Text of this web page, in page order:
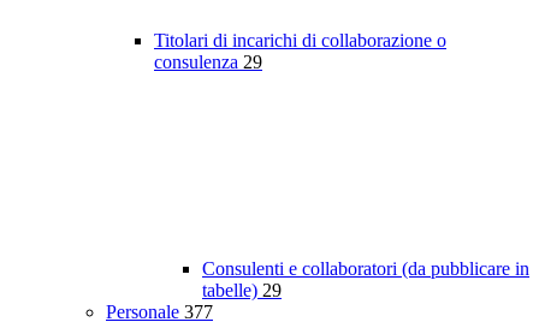
Titolari di incarichi di collaborazione o
consulenza 29
Consulenti e collaboratori (da pubblicare in
tabelle) 29
Personale 377